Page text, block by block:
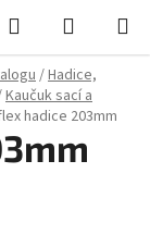
Hledat
KOŠÍK
/Hadice,
Kaučuk sací a
hadice 203mm